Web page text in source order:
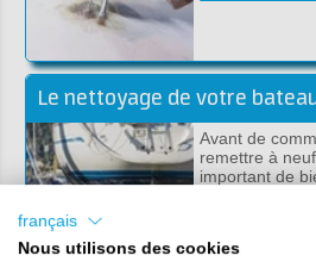
Le nettoyage de votre
Avant de
remettre à
important de
français
Nous utilisons des cookies